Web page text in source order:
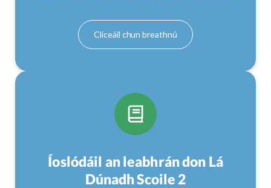
Íoslódáil an leabhrán don Lá
Dúnadh Scoile 2